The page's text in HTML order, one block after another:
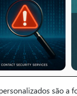
são a